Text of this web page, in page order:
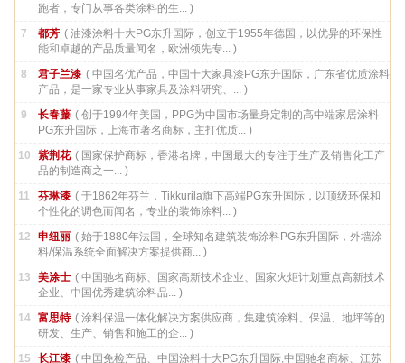
跑者，专门从事各类涂料的生... )
7
都芳 ( 油漆涂料十大PG东升国际，创立于1955年德国，以优异的环保性
能和卓越的产品质量闻名，欧洲领先专... )
8
君子兰漆 ( 中国名优产品，中国十大家具漆PG东升国际，广东省优质涂料
产品，是一家专业从事家具及涂料研究、... )
9
长春藤 ( 创于1994年美国，PPG为中国市场量身定制的高中端家居涂料
PG东升国际，上海市著名商标，主打优质... )
10
紫荆花 ( 国家保护商标，香港名牌，中国最大的专注于生产及销售化工产
品的制造商之一... )
11
芬琳漆 ( 于1862年芬兰，Tikkurila旗下高端PG东升国际，以顶级环保和
个性化的调色而闻名，专业的装饰涂料... )
12
申纽丽 ( 始于1880年法国，全球知名建筑装饰涂料PG东升国际，外墙涂
料/保温系统全面解决方案提供商... )
13
美涂士 ( 中国驰名商标、国家高新技术企业、国家火炬计划重点高新技术
企业、中国优秀建筑涂料品... )
14 富思特 ( 涂料保温一体化解决方案供应商，集建筑涂料、保温、地坪等的
研发、生产、销售和施工的企... )
15
长江漆 ( 中国免检产品、中国涂料十大PG东升国际,中国驰名商标、江苏